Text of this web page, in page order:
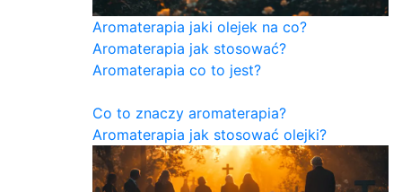
Aromaterapia jaki olejek na co?
Aromaterapia jak stosować?
Aromaterapia co to jest?
Co to znaczy aromaterapia?
Aromaterapia jak stosować olejki?